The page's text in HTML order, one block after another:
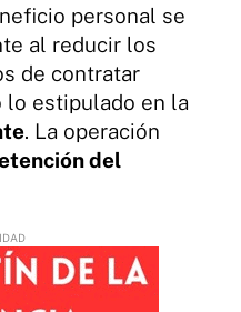
personal se
al reducir los
de contratar
lo estipulado en la
. La operación
del